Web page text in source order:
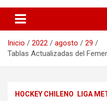
Patines y
Inicio 2022 agosto
29
Tablas Actualizadas del
HOCKEY CHILENO LIGA